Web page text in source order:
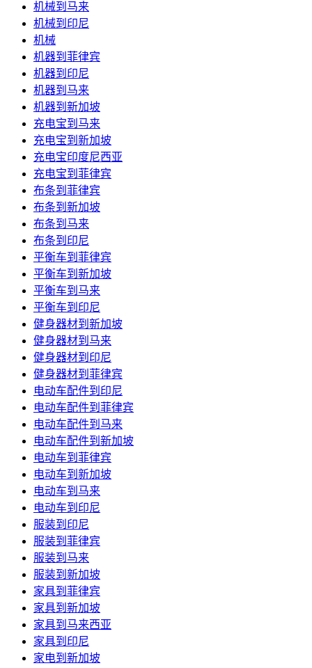
机械到马来
机械到印尼
机械
机器到菲律宾
机器到印尼
机器到马来
机器到新加坡
充电宝到马来
充电宝到新加坡
充电宝印度尼西亚
充电宝到菲律宾
布条到菲律宾
布条到新加坡
布条到马来
布条到印尼
平衡车到菲律宾
平衡车到新加坡
平衡车到马来
平衡车到印尼
健身器材到新加坡
健身器材到马来
健身器材到印尼
健身器材到菲律宾
电动车配件到印尼
电动车配件到菲律宾
电动车配件到马来
电动车配件到新加坡
电动车到菲律宾
电动车到新加坡
电动车到马来
电动车到印尼
服装到印尼
服装到菲律宾
服装到马来
服装到新加坡
家具到菲律宾
家具到新加坡
家具到马来西亚
家具到印尼
家电到新加坡